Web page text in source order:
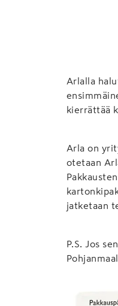
Arlalla
kierrättää
Arla on
otetaan
jatketaan
P.S. Jos